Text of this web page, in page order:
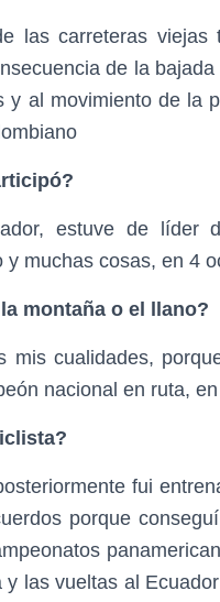
las carreteras
de la
y al movimiento de la
estuve de líder
muchas cosas, en 4
montaña o el llano?
mis cualidades,
nacional en ruta,
fui
porque
y las vueltas al